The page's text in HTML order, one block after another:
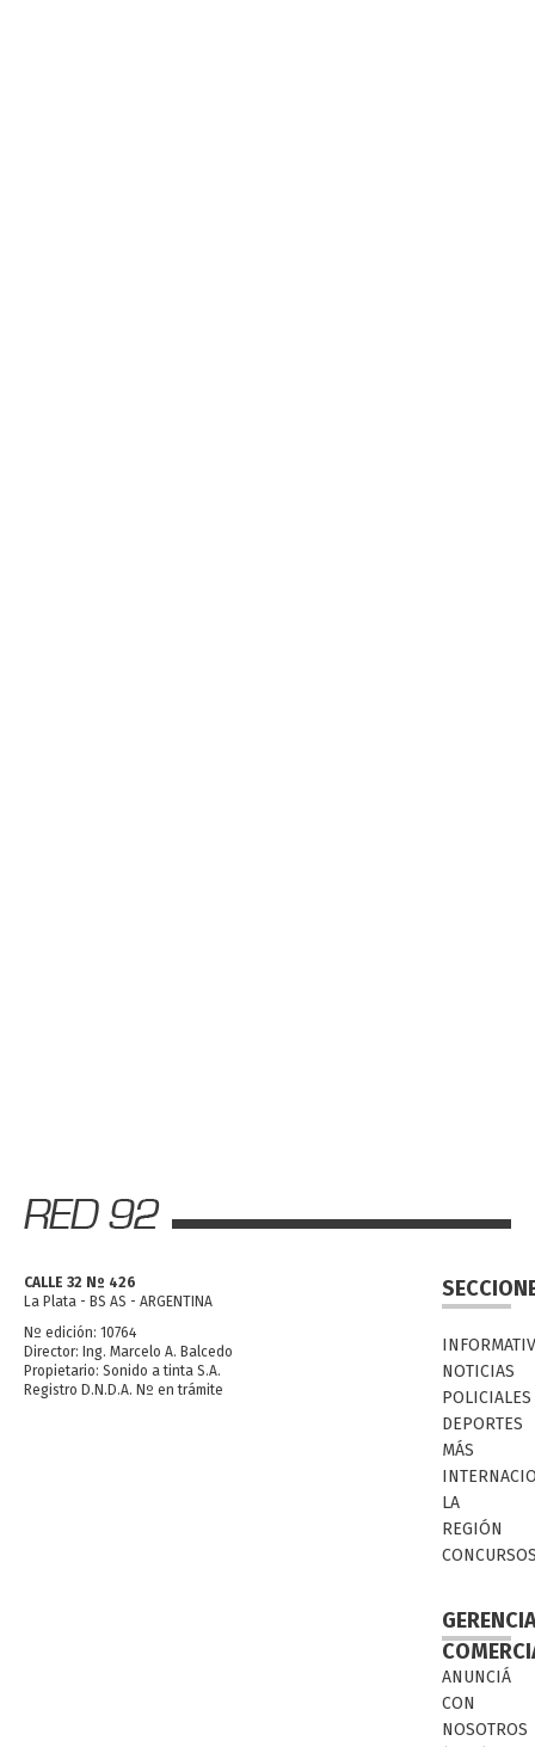
CALLE 32 Nº 426
La Plata - BS AS - ARGENTINA
Nº edición: 10764
Director: Ing. Marcelo A. Balcedo
Propietario: Sonido a tinta S.A.
Registro D.N.D.A. Nº en trámite
NOTICIAS
POLICIALES
DEPORTES
MÁS
LA
REGIÓN
ANUNCIÁ
CON
NOSOTROS